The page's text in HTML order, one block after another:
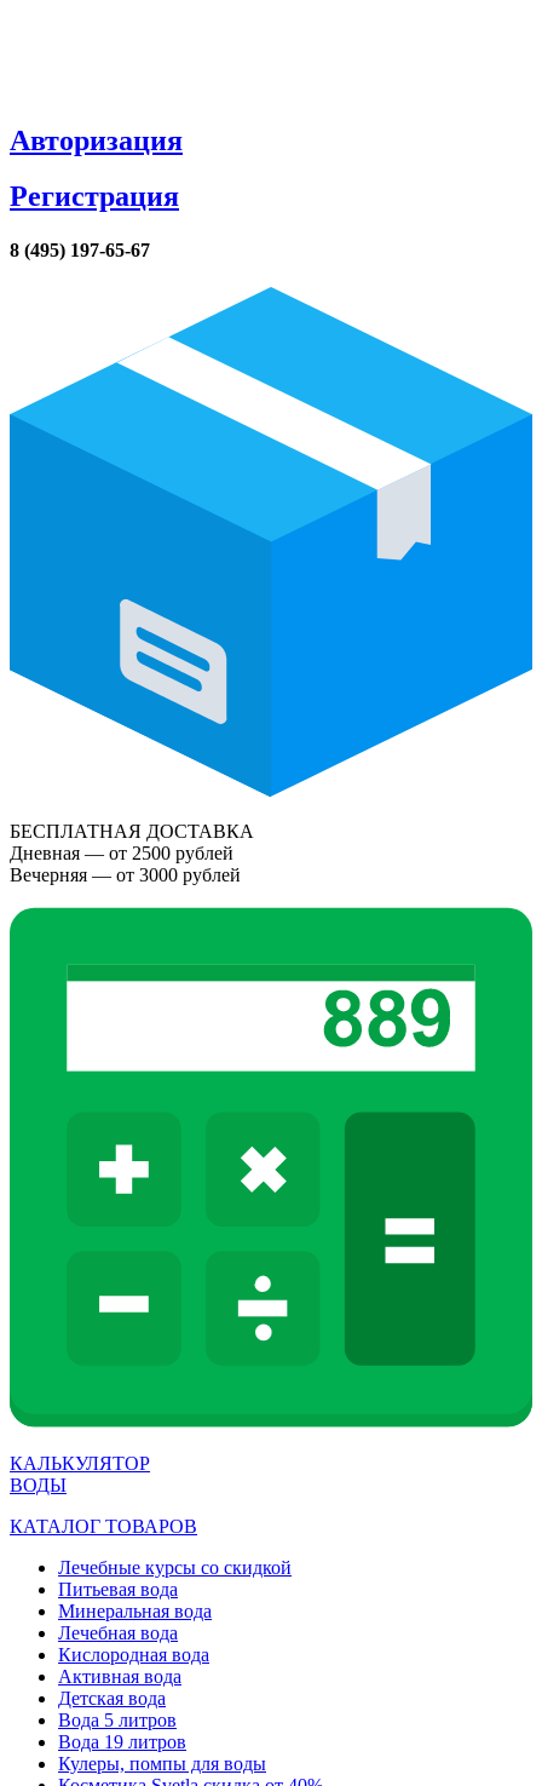
Авторизация
Регистрация
8 (495) 197-65-67
БЕСПЛАТНАЯ ДОСТАВКА
Дневная — от 2500 рублей
Вечерняя — от 3000 рублей
КАЛЬКУЛЯТОР
ВОДЫ
КАТАЛОГ ТОВАРОВ
Лечебные курсы со скидкой
Питьевая вода
Минеральная вода
Лечебная вода
Кислородная вода
Активная вода
Детская вода
Вода 5 литров
Вода 19 литров
Кулеры, помпы для воды